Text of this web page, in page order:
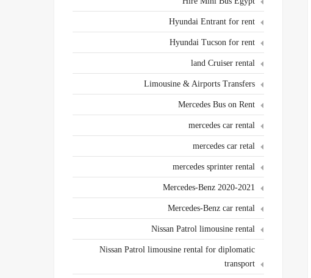
Hyundai Entrant for rent
Hyundai Tucson for rent
land Cruiser rental
Limousine & Airports Transfers
Mercedes Bus on Rent
mercedes car rental
mercedes car retal
mercedes sprinter rental
Mercedes-Benz 2020-2021
Mercedes-Benz car rental
Nissan Patrol limousine rental
Nissan Patrol limousine rental for diplomatic
transport